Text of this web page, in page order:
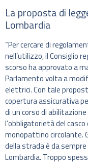
La proposta di
Lombardia
“Per cercare di
nell’utilizzo, il Consiglio
scorso ha approvato a
Parlamento volta a
elettrici. Con tale
copertura assicurativa
di un corso di
l’obbligatorietà del casco
monopattino circolante.
della strada è da
Lombardia. Troppo